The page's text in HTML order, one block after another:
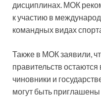
дисциплинах. МОК
к участию в
командных видах
Также в МОК заявили,
правительств остаются
чиновники и
могут быть